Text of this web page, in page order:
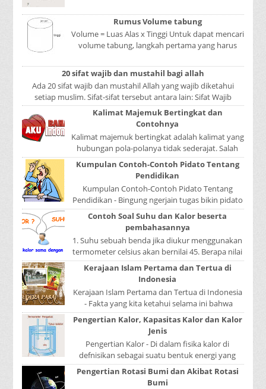
mer...
Rumus Volume tabung
Volume = Luas Alas x Tinggi Untuk dapat mencari
volume tabung, langkah pertama yang harus
tabun...
20 sifat wajib dan mustahil bagi allah
Ada 20 sifat wajib dan mustahil Allah yang wajib diketahui
setiap muslim. Sifat-sifat tersebut antara lain: Sifat Wajib
Tulisan A...
Kalimat Majemuk Bertingkat dan
Contohnya
Kalimat majemuk bertingkat adalah kalimat yang
hubungan pola-polanya tidak sederajat. Salah
satu pola menduduki sebagai induk kalimat, se...
Kumpulan Contoh-Contoh Pidato Tentang
Pendidikan
Kumpulan Contoh-Contoh Pidato Tentang
Pendidikan - Bingung ngerjain tugas bikin pidato
sekolah? Atau sedang nyari kumpulan contoh-
contoh ...
Contoh Soal Suhu dan Kalor beserta
pembahasannya
1. Suhu sebuah benda jika diukur menggunakan
termometer celsius akan bernilai 45. Berapa nilai
yang ditunjukkan oleh termometer Reamur, ...
Kerajaan Islam Pertama dan Tertua di
Indonesia
Kerajaan Islam Pertama dan Tertua di Indonesia
- Fakta yang kita ketahui selama ini bahwa
kerajaan Samudera Pasai merupakan kerajaan ...
Pengertian Kalor, Kapasitas Kalor dan Kalor
Jenis
Pengertian Kalor - Di dalam fisika kalor di
defnisikan sebagai suatu bentuk energi yang
dapat berpindah atau mengalir dari benda yang
...
Pengertian Rotasi Bumi dan Akibat Rotasi
Bumi